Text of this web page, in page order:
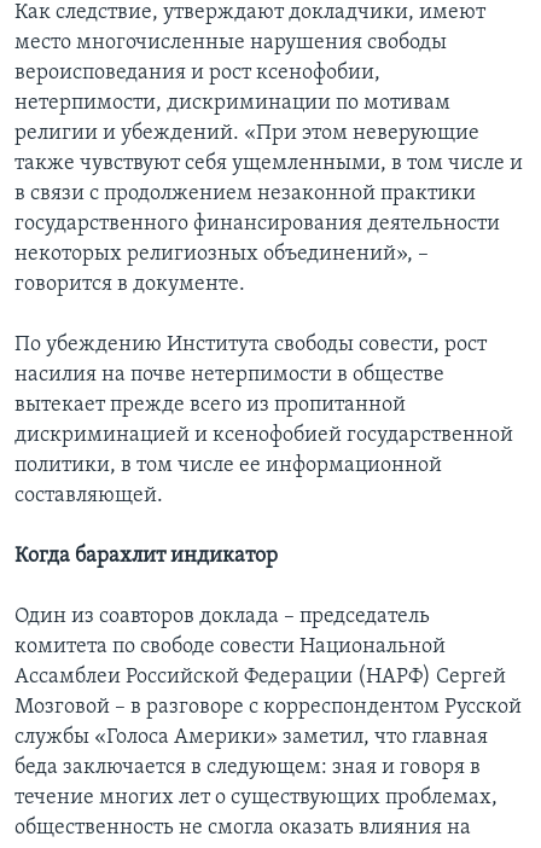
Как следствие, утверждают докладчики, имеют
место многочисленные нарушения свободы
вероисповедания и рост ксенофобии,
нетерпимости, дискриминации по мотивам
религии и убеждений. «При этом неверующие
также чувствуют себя ущемленными, в том числе и
в связи с продолжением незаконной практики
государственного финансирования деятельности
некоторых религиозных объединений», –
говорится в документе.
По убеждению Института свободы совести, рост
насилия на почве нетерпимости в обществе
вытекает прежде всего из пропитанной
дискриминацией и ксенофобией государственной
политики, в том числе ее информационной
составляющей.
Когда барахлит индикатор
Один из соавторов доклада – председатель
комитета по свободе совести Национальной
Ассамблеи Российской Федерации (НАРФ) Сергей
Мозговой – в разговоре с корреспондентом Русской
службы «Голоса Америки» заметил, что главная
беда заключается в следующем: зная и говоря в
течение многих лет о существующих проблемах,
общественность не смогла оказать влияния на